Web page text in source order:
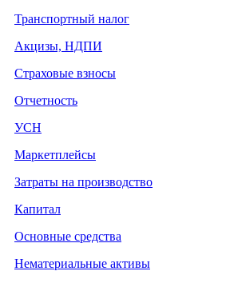
Транспортный налог
Акцизы, НДПИ
Страховые взносы
Отчетность
УСН
Маркетплейсы
Затраты на производство
Капитал
Основные средства
Нематериальные активы